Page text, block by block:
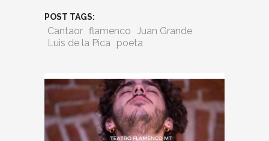
POST TAGS:
Cantaor flamenco Juan Grande
Luis de la Pica
poeta